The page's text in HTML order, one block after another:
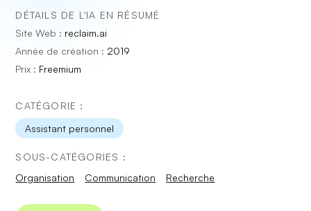
DÉTAILS DE L'IA EN RÉSUMÉ
Site Web : reclaim.ai
Année de création : 2019
Prix : Freemium
CATÉGORIE :
Assistant personnel
SOUS-CATÉGORIES :
Organisation
Communication Recherche